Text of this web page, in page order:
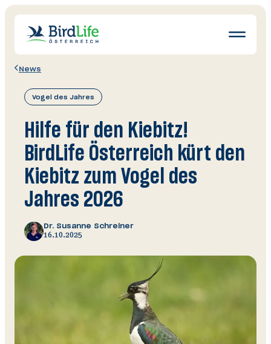
Schutz
Erleben
News
Ratgeber
Mitglied werden
News
Vogel des Jahres
Hilfe für den Kiebitz!
BirdLife Österreich kürt den
Kiebitz zum Vogel des
Jahres 2026
Dr. Susanne Schreiner
16.10.2025